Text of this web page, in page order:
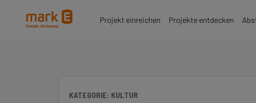
Seite
Klicken Sie, um die Navigation zu überspringen und zum Hauptteil zu gelangen
Projekt einreichen
Projekte entdecken
KATEGORIE: KULTUR